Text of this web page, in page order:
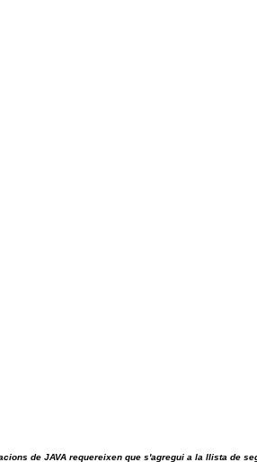
de JAVA requereixen que s'agregui a la llista de